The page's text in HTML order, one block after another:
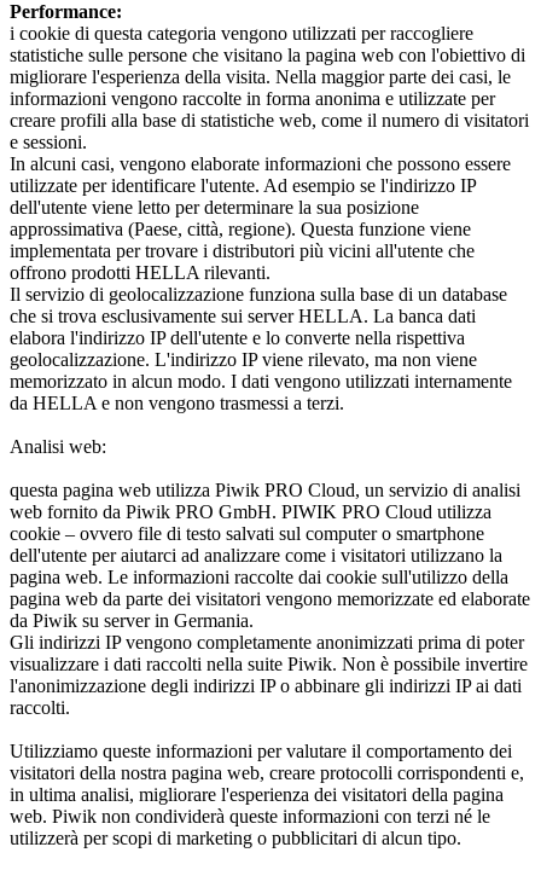
Performance:
i cookie di questa categoria vengono utilizzati per raccogliere
statistiche sulle persone che visitano la pagina web con l'obiettivo di
migliorare l'esperienza della visita. Nella maggior parte dei casi, le
informazioni vengono raccolte in forma anonima e utilizzate per
creare profili alla base di statistiche web, come il numero di visitatori
e sessioni.
In alcuni casi, vengono elaborate informazioni che possono essere
utilizzate per identificare l'utente. Ad esempio se l'indirizzo IP
dell'utente viene letto per determinare la sua posizione
approssimativa (Paese, città, regione). Questa funzione viene
implementata per trovare i distributori più vicini all'utente che
offrono prodotti HELLA rilevanti.
Il servizio di geolocalizzazione funziona sulla base di un database
che si trova esclusivamente sui server HELLA. La banca dati
elabora l'indirizzo IP dell'utente e lo converte nella rispettiva
geolocalizzazione. L'indirizzo IP viene rilevato, ma non viene
memorizzato in alcun modo. I dati vengono utilizzati internamente
da HELLA e non vengono trasmessi a terzi.
Analisi web:
questa pagina web utilizza Piwik PRO Cloud, un servizio di analisi
web fornito da Piwik PRO GmbH. PIWIK PRO Cloud utilizza
cookie – ovvero file di testo salvati sul computer o smartphone
dell'utente per aiutarci ad analizzare come i visitatori utilizzano la
pagina web. Le informazioni raccolte dai cookie sull'utilizzo della
pagina web da parte dei visitatori vengono memorizzate ed elaborate
da Piwik su server in Germania.
Gli indirizzi IP vengono completamente anonimizzati prima di poter
visualizzare i dati raccolti nella suite Piwik. Non è possibile invertire
l'anonimizzazione degli indirizzi IP o abbinare gli indirizzi IP ai dati
raccolti.
Utilizziamo queste informazioni per valutare il comportamento dei
visitatori della nostra pagina web, creare protocolli corrispondenti e,
in ultima analisi, migliorare l'esperienza dei visitatori della pagina
web. Piwik non condividerà queste informazioni con terzi né le
utilizzerà per scopi di marketing o pubblicitari di alcun tipo.